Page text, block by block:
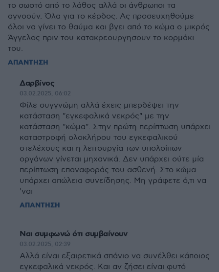
το σωστό από το λάθος αλλά οι άνθρωποι τα
αγνοούν. Όλα για το κέρδος. Ας προσευχηθούμε
όλοι να γίνει το θαύμα και βγει από το κώμα ο μικρός
Άγγελος πριν του κατακρεουργησουν το κορμάκι
του.
ΑΠΑΝΤΗΣΗ
Δαρβίνος
03.02.2025, 06:02
Φίλε συγγνώμη αλλά έχεις μπερδέψει την
κατάσταση "εγκεφαλικά νεκρός" με την
κατάσταση "κώμα". Στην πρώτη περίπτωση υπάρχει
καταστροφή ολοκλήρου του εγκεφαλικού
στελέχους και η λειτουργία των υπολοίπων
οργάνων γίνεται μηχανικά. Δεν υπάρχει ούτε μία
περίπτωση επαναφοράς του ασθενή. Στο κώμα
υπάρχει απώλεια συνείδησης. Μη γράφετε ό,τι να
'ναι
ΑΠΑΝΤΗΣΗ
Ναι συμφωνώ ότι συμβαίνουν
03.02.2025, 02:39
Αλλά είναι εξαιρετικά σπάνιο να συνέλθει κάποιος
εγκεφαλικά νεκρός. Και αν ζήσει είναι φυτό